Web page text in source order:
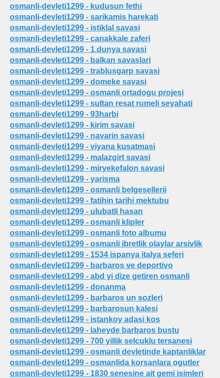
osmanli-devleti1299 - kudusun fethi
osmanli-devleti1299 - sarikamis harekati
osmanli-devleti1299 - istiklal savasi
osmanli-devleti1299 - canakkale zaferi
osmanli-devleti1299 - 1.dunya savasi
osmanli-devleti1299 - balkan savaslari
osmanli-devleti1299 - trablusgarp savasi
osmanli-devleti1299 - domeke savasi
osmanli-devleti1299 - osmanli ortadogu projesi
osmanli-devleti1299 - sultan resat rumeli seyahati
osmanli-devleti1299 - 93harbi
osmanli-devleti1299 - kirim savasi
osmanli-devleti1299 - navarin savasi
osmanli-devleti1299 - viyana kusatmasi
osmanli-devleti1299 - malazgirt savasi
osmanli-devleti1299 - miryekefalon savasi
osmanli-devleti1299 - yarisma
osmanli-devleti1299 - osmanli belgesellerii
osmanli-devleti1299 - fatihin tarihi mektubu
osmanli-devleti1299 - ulubatli hasan
osmanli-devleti1299 - osmanli klipler
osmanli-devleti1299 - osmanli foto albumu
osmanli-devleti1299 - osmanli ibretlik olaylar arsivlik
osmanli-devleti1299 - 1534 ispanya italya seferi
osmanli-devleti1299 - barbaros ve deportivo
osmanli-devleti1299 - abd yi dize getiren osmanli
osmanli-devleti1299 - donanma
osmanli-devleti1299 - barbaros un sozleri
osmanli-devleti1299 - barbarosun kalesi
osmanli-devleti1299 - istankoy adasi kos
osmanli-devleti1299 - laheyde barbaros bustu
osmanli-devleti1299 - 700 yillik selcuklu tersanesi
osmanli-devleti1299 - osmanli devletinde kaptanliklar
osmanli-devleti1299 - osmanlida korsanlara ogutler
osmanli-devleti1299 - 1830 senesine ait gemi isimleri